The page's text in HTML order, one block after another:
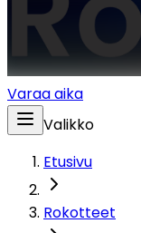
Varaa aika
Valikko
Etusivu
Rokotteet